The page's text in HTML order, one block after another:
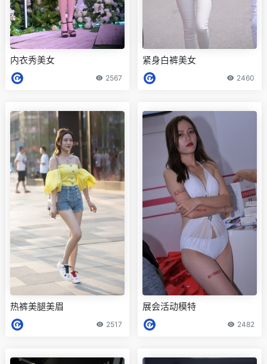
内衣秀美女
2567
紧身白裤美女
2460
热裤美腿美眉
2517
展会活动模特
2482